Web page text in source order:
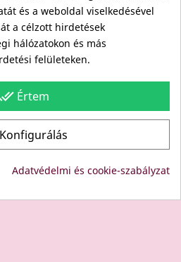
és "JUDY" Bt. - BODICO
és a weboldal viselkedésével
a célzott hirdetések
hálózatokon és más
felületeken.
Értem
Konfigurálás
Adatvédelmi és cookie-szabályzat